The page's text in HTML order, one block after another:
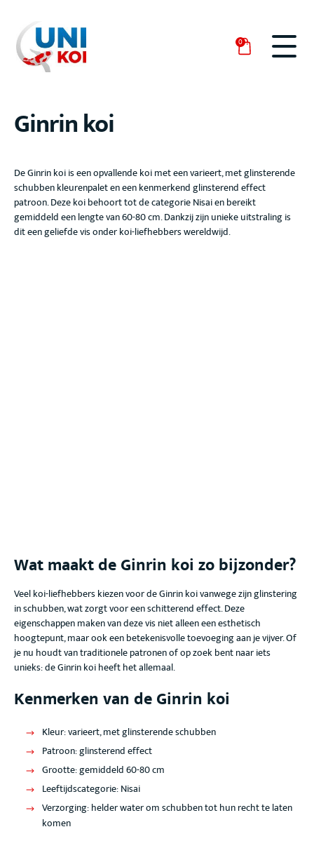
0
Ginrin koi
De Ginrinkoi is een opvallende koi met een varieert, met glinsterende
schubbenkleurenpalet en een kenmerkend glinsterend effect
patroon. Deze koi behoort tot de categorie Nisaien bereikt
gemiddeld een lengte van 60-80 cm. Dankzij zijn unieke uitstraling is
dit een geliefde vis onder koi-liefhebbers wereldwijd.
Wat maakt de Ginrin koi zo bijzonder?
Veel koi-liefhebbers kiezen voor de Ginrin koivanwege zijn glinstering
in schubben, wat zorgt voor een schitterend effect. Deze
eigenschappen maken van deze vis niet alleen een esthetisch
hoogtepunt, maar ook een betekenisvolle toevoeging aan je vijver. Of
je nu houdt van traditionele patronen of op zoek bent naar iets
unieks: de Ginrin koiheeft het allemaal.
Kenmerken van de Ginrin koi
Kleur: varieert, met glinsterende schubben
Patroon: glinsterend effect
Grootte: gemiddeld 60-80 cm
Leeftijdscategorie: Nisai
Verzorging: helder water om schubben tot hun recht te laten
komen